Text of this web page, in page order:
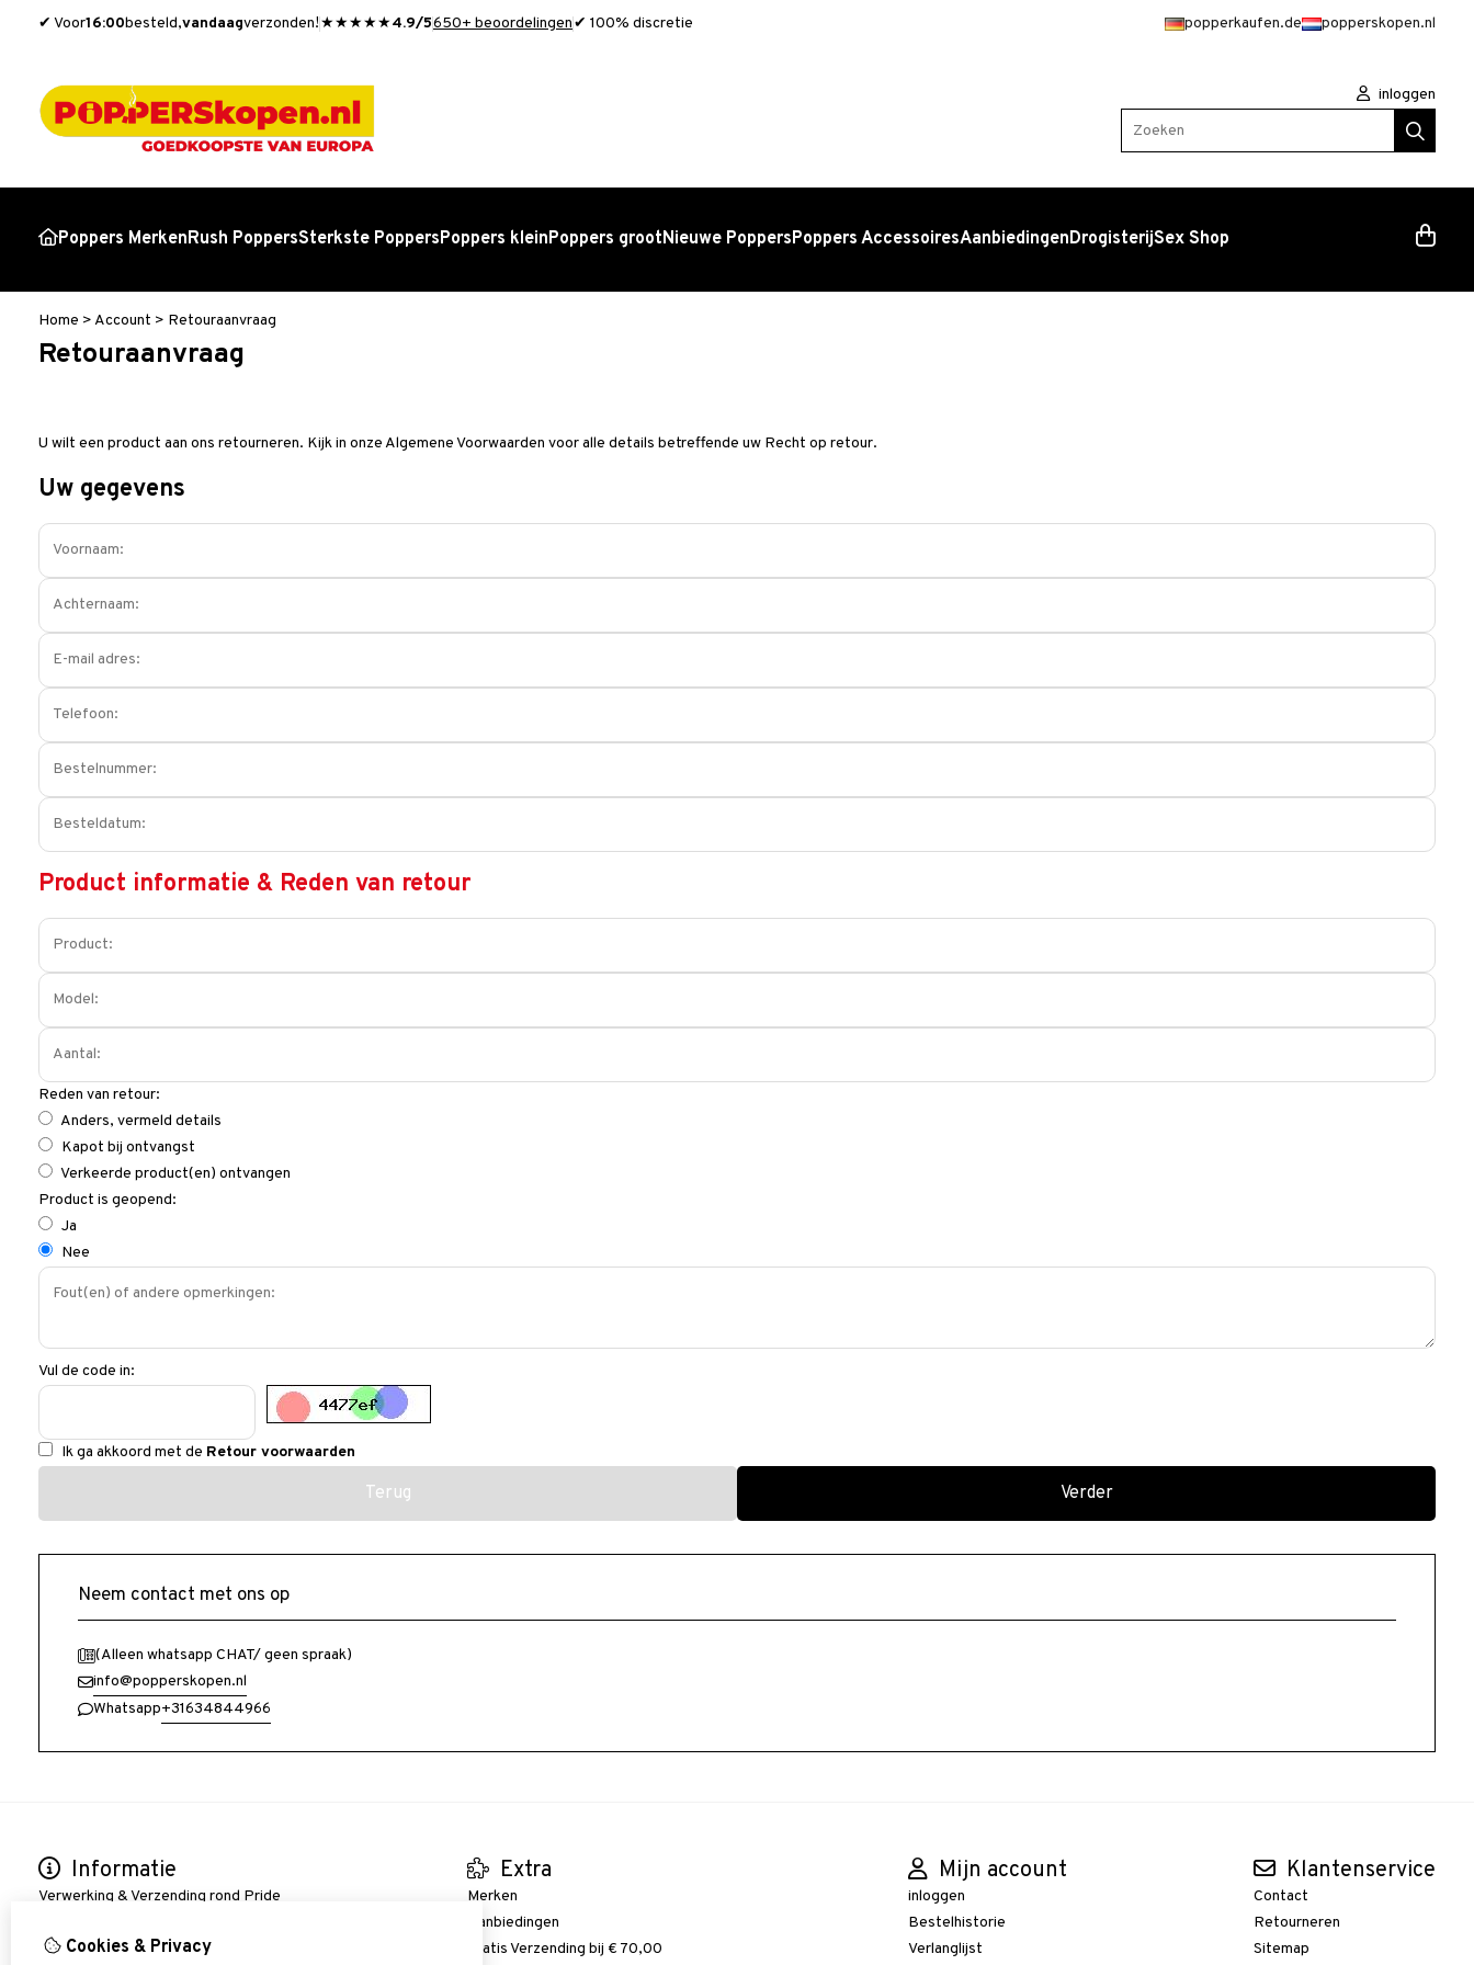
✔ Voor16:00besteld,vandaagverzonden!★★★★★4.9/5650+ beoordelingen✔ 100% discretie popperkaufen.de popperskopen.nl
inloggen
Zoeken
Poppers MerkenRush PoppersSterkste PoppersPoppers kleinPoppers grootNieuwe PoppersPoppers AccessoiresAanbiedingenDrogisterijSex Shop
Home >Account > Retouraanvraag
Retouraanvraag
U wilt een product aan ons retourneren. Kijk in onze Algemene Voorwaarden voor alle details betreffende uw Recht op retour.
Uw gegevens
Product informatie & Reden van retour
Reden van retour:
Anders, vermeld details
Kapot bij ontvangst
Verkeerde product(en) ontvangen
Product is geopend:
Ja
Nee
Vul de code in:
Ik ga akkoord met de Retour voorwaarden
Terug Verder
Neem contact met ons op
(Alleen whatsapp CHAT/ geen spraak)
info@popperskopen.nl
Whatsapp+31634844966
Informatie
Verwerking & Verzending rond Pride
Verzend Voorwaarden
Extra
Merken
Aanbiedingen
Gratis Verzending bij € 70,00
Mijn account
inloggen
Bestelhistorie
Verlanglijst
Klantenservice
Contact
Retourneren
Sitemap
Cookies & Privacy